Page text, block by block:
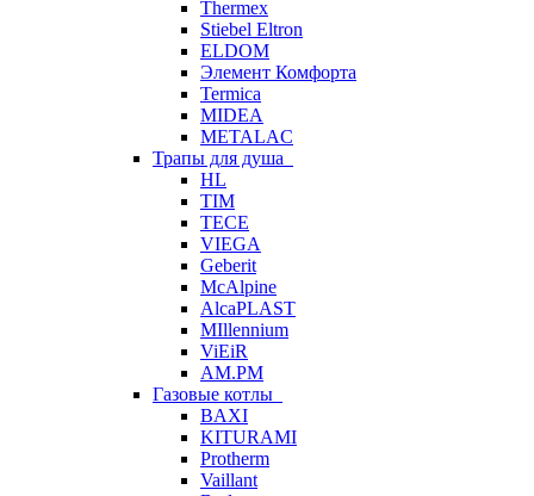
Thermex
Stiebel Eltron
ELDOM
Элемент Комфорта
Termica
MIDEA
METALAC
Трапы для душа
HL
TIM
TECE
VIEGA
Geberit
McAlpine
AlcaPLAST
MIllennium
ViEiR
AM.PM
Газовые котлы
BAXI
KITURAMI
Protherm
Vaillant